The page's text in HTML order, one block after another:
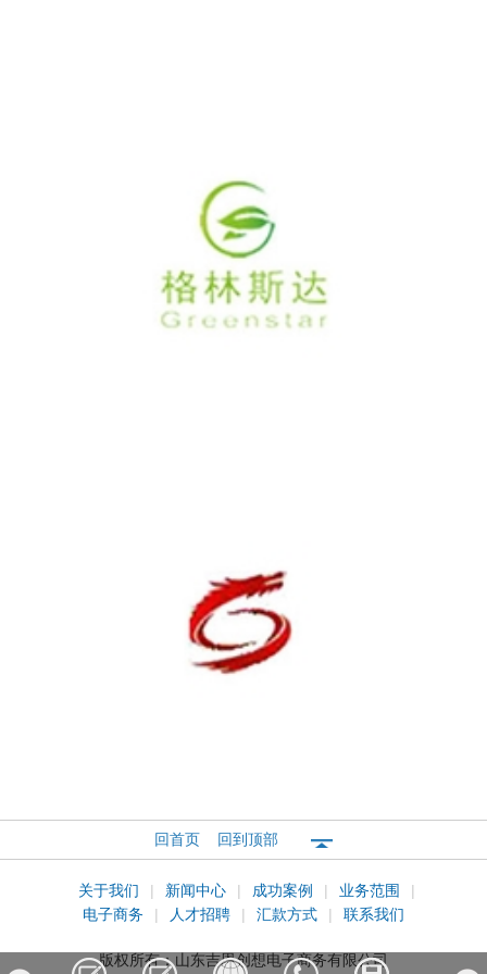
回首页
回到顶部
关于我们 | 新闻中心 | 成功案例 | 业务范围
|
电子商务
| 人才招聘 | 汇款方式 | 联系我们
版权所有：山东吉恩创想电子商务有限公司